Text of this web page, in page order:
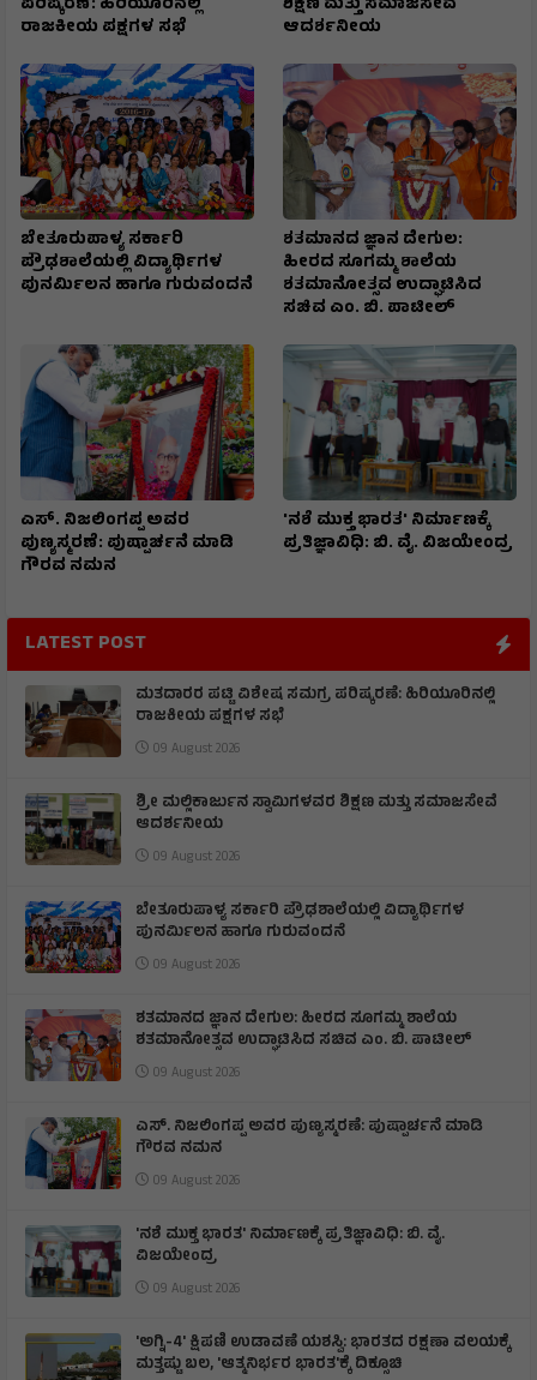
ರಾಜಕೀಯ ಪಕ್ಷಗಳ ಸಭೆ
ಆದರ್ಶನೀಯ
ಬೇತೂರುಪಾಳ್ಯ ಸರ್ಕಾರಿ
ಪ್ರೌಢಶಾಲೆಯಲ್ಲಿ ವಿದ್ಯಾರ್ಥಿಗಳ
ಪುನರ್ಮಿಲನ ಹಾಗೂ ಗುರುವಂದನೆ
ಶತಮಾನದ ಜ್ಞಾನ ದೇಗುಲ:
ಹೀರದ ಸೂಗಮ್ಮ ಶಾಲೆಯ
ಶತಮಾನೋತ್ಸವ ಉದ್ಘಾಟಿಸಿದ
ಸಚಿವ ಎಂ. ಬಿ. ಪಾಟೀಲ್
ಎಸ್. ನಿಜಲಿಂಗಪ್ಪ ಅವರ
ಪುಣ್ಯಸ್ಮರಣೆ: ಪುಷ್ಪಾರ್ಚನೆ ಮಾಡಿ
ಗೌರವ ನಮನ​
'ನಶೆ ಮುಕ್ತ ಭಾರತ' ನಿರ್ಮಾಣಕ್ಕೆ
ಪ್ರತಿಜ್ಞಾವಿಧಿ: ಬಿ. ವೈ. ವಿಜಯೇಂದ್ರ
LATEST POST
ಮತದಾರರ ಪಟ್ಟಿ ವಿಶೇಷ ಸಮಗ್ರ ಪರಿಷ್ಕರಣೆ: ಹಿರಿಯೂರಿನಲ್ಲಿ
ರಾಜಕೀಯ ಪಕ್ಷಗಳ ಸಭೆ
09 August 2026
ಶ್ರೀ ಮಲ್ಲಿಕಾರ್ಜುನ ಸ್ವಾಮಿಗಳವರ ಶಿಕ್ಷಣ ಮತ್ತು ಸಮಾಜಸೇವೆ
ಆದರ್ಶನೀಯ
09 August 2026
ಬೇತೂರುಪಾಳ್ಯ ಸರ್ಕಾರಿ ಪ್ರೌಢಶಾಲೆಯಲ್ಲಿ ವಿದ್ಯಾರ್ಥಿಗಳ
ಪುನರ್ಮಿಲನ ಹಾಗೂ ಗುರುವಂದನೆ
09 August 2026
ಶತಮಾನದ ಜ್ಞಾನ ದೇಗುಲ: ಹೀರದ ಸೂಗಮ್ಮ ಶಾಲೆಯ
ಶತಮಾನೋತ್ಸವ ಉದ್ಘಾಟಿಸಿದ ಸಚಿವ ಎಂ. ಬಿ. ಪಾಟೀಲ್
09 August 2026
ಎಸ್. ನಿಜಲಿಂಗಪ್ಪ ಅವರ ಪುಣ್ಯಸ್ಮರಣೆ: ಪುಷ್ಪಾರ್ಚನೆ ಮಾಡಿ
ಗೌರವ ನಮನ​
09 August 2026
'ನಶೆ ಮುಕ್ತ ಭಾರತ' ನಿರ್ಮಾಣಕ್ಕೆ ಪ್ರತಿಜ್ಞಾವಿಧಿ: ಬಿ. ವೈ.
ವಿಜಯೇಂದ್ರ
09 August 2026
'ಅಗ್ನಿ-4' ಕ್ಷಿಪಣಿ ಉಡಾವಣೆ ಯಶಸ್ವಿ: ಭಾರತದ ರಕ್ಷಣಾ ವಲಯಕ್ಕೆ
ಮತ್ತಷ್ಟು ಬಲ, 'ಆತ್ಮನಿರ್ಭರ ಭಾರತ'ಕ್ಕೆ ದಿಕ್ಸೂಚಿ